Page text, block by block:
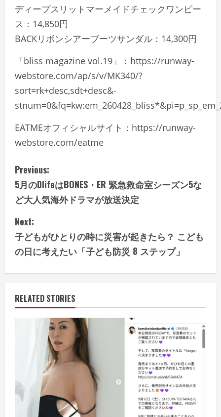
ディープスリットマーメイドチェックワンピー
ス：14,850円
BACKリボンシアーブーツサンダル：14,300円
「bliss magazine vol.19」：https://runway-
webstore.com/ap/s/v/MK340/?
sort=rk+desc,sdt+desc&-
EATMEオフィシャルサイト：https://runway-
webstore.com/eatme
C
o
n
t
i
n
u
e
a
d
Previous:
5月のDlifeはBONES・ER 緊急救命室シーズン5な
ど大人気海外ドラマが放送決定
Next:
子どもがひとりの時に災害が起きたら？ こども
の日に考えたい「子ども防災 8 ステップ」
RELATED STORIES